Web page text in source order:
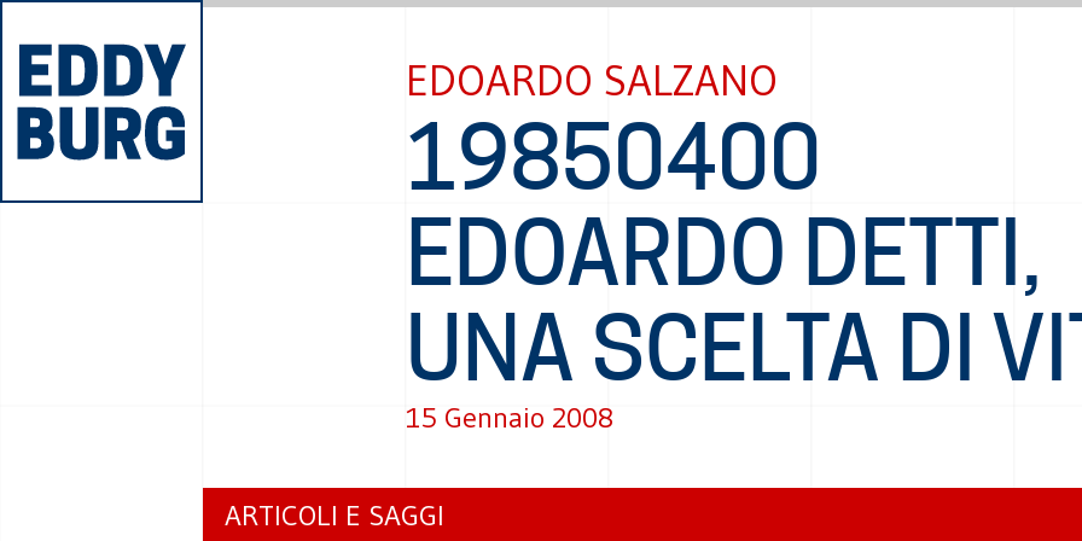
EDOARDO SALZANO
19850400
EDOARDO DETTI,
UNA SCELTA DI
15 Gennaio 2008
ARTICOLI E SAGGI